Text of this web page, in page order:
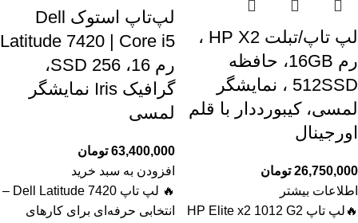
لپ تاپ/تبلت HP X2 ،
رم 16GB، حافظه
512SSD ، نمایشگر
لمسی، کیبورددار با قلم
اورجینال
26,750,000 تومان
اطلاعات بیشتر
🔥لپ تاپ HP Elite x2 1012 G2
لپ‌تاپ استوک Dell
Latitude 7420 | Core i5
رم 16، SSD 256،
گرافیک Iris نمایشگر
لمسی
63,400,000 تومان
افزودن به سبد خرید
🔥 لپ تاپ Dell Latitude 7420 –
انتخابی حرفه‌ای برای کارهای